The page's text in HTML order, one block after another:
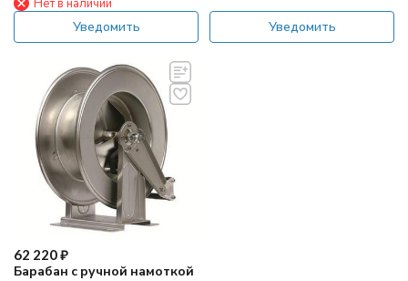
(нерж)
Уведомить Уведомить
62 220₽
Барабан с ручной намоткой